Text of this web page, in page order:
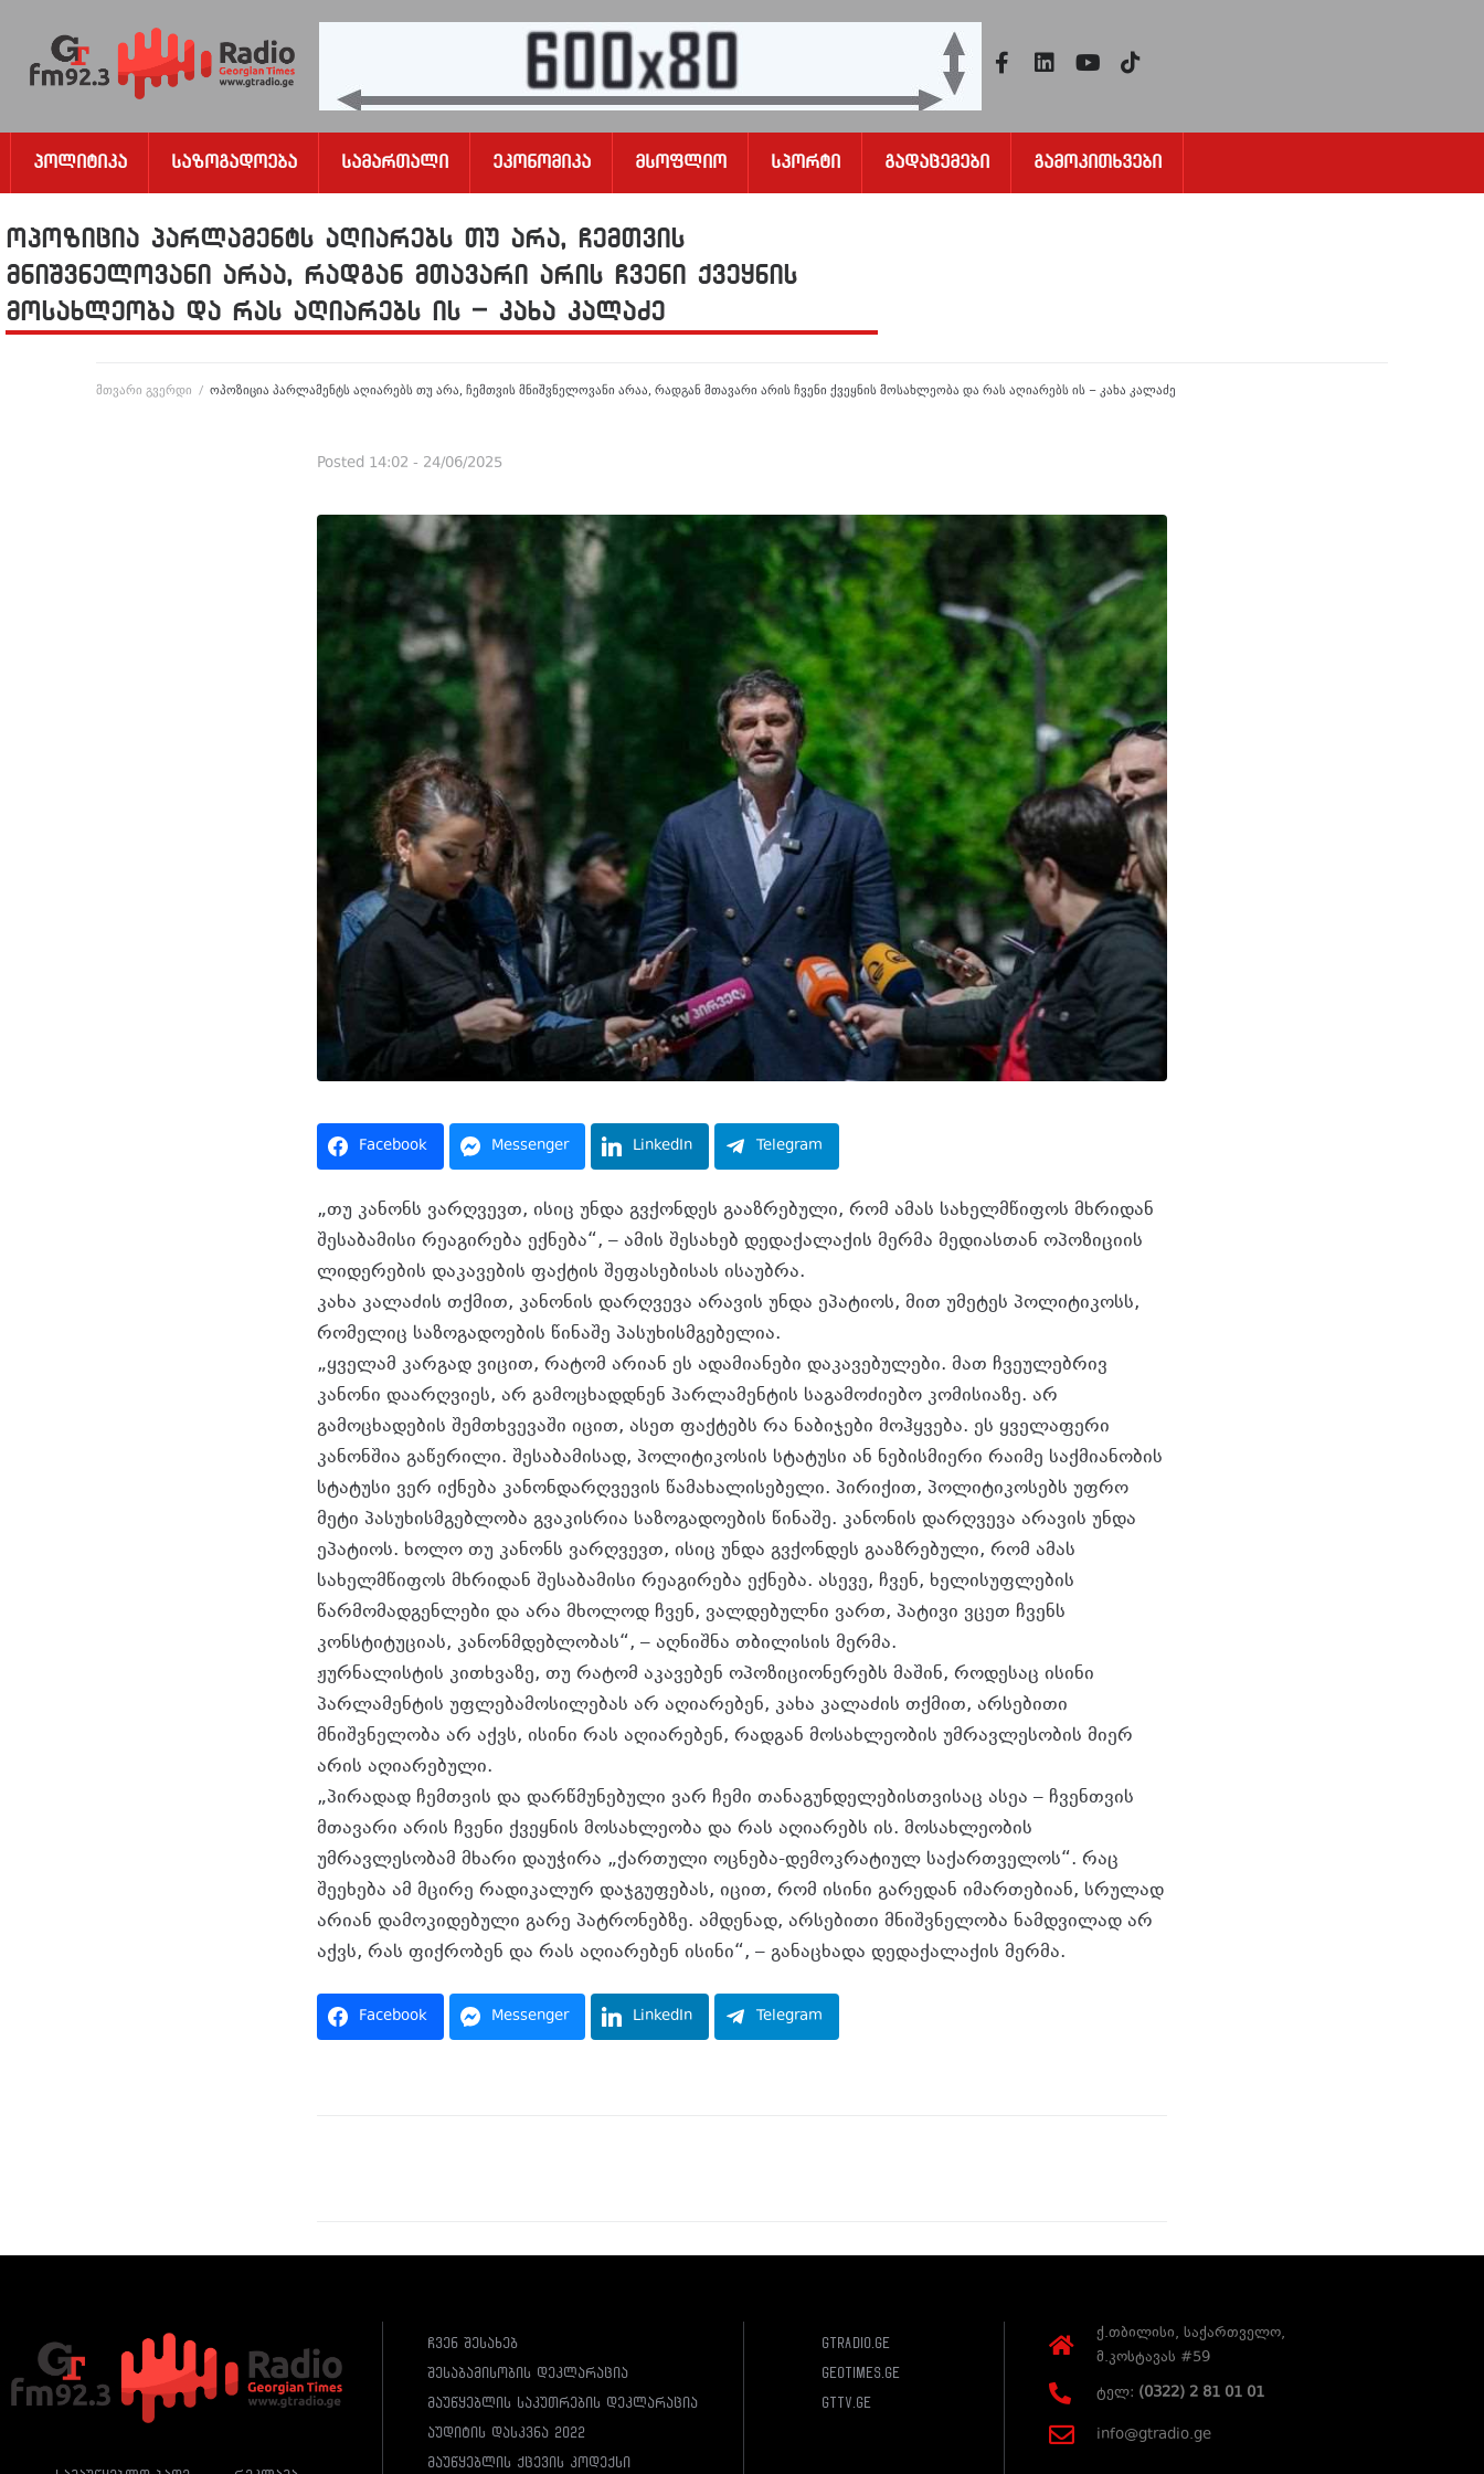
Პოლიტიკა Საზოგადოება Სამართალი Ეკონომიკა Მსოფლიო Სპორტი Გადაცემები Გამოკითხვები
ოპოზიცია პარლამენტს აღიარებს თუ არა, ჩემთვის
მნიშვნელოვანი არაა, რადგან მთავარი არის ჩვენი ქვეყნის
მოსახლეობა და რას აღიარებს ის – კახა კალაძე
მთვარი გვერდი / ოპოზიცია პარლამენტს აღიარებს თუ არა, ჩემთვის მნიშვნელოვანი არაა, რადგან მთავარი არის ჩვენი ქვეყნის მოსახლეობა და რას აღიარებს ის – კახა კალაძე
Posted 14:02 - 24/06/2025
Facebook Messenger LinkedIn Telegram
„თუ კანონს ვარღვევთ, ისიც უნდა გვქონდეს გააზრებული, რომ ამას სახელმწიფოს მხრიდან
შესაბამისი რეაგირება ექნება“, – ამის შესახებ დედაქალაქის მერმა მედიასთან ოპოზიციის
ლიდერების დაკავების ფაქტის შეფასებისას ისაუბრა.
კახა კალაძის თქმით, კანონის დარღვევა არავის უნდა ეპატიოს, მით უმეტეს პოლიტიკოსს,
რომელიც საზოგადოების წინაშე პასუხისმგებელია.
„ყველამ კარგად ვიცით, რატომ არიან ეს ადამიანები დაკავებულები. მათ ჩვეულებრივ
კანონი დაარღვიეს, არ გამოცხადდნენ პარლამენტის საგამოძიებო კომისიაზე. არ
გამოცხადების შემთხვევაში იცით, ასეთ ფაქტებს რა ნაბიჯები მოჰყვება. ეს ყველაფერი
კანონშია გაწერილი. შესაბამისად, პოლიტიკოსის სტატუსი ან ნებისმიერი რაიმე საქმიანობის
სტატუსი ვერ იქნება კანონდარღვევის წამახალისებელი. პირიქით, პოლიტიკოსებს უფრო
მეტი პასუხისმგებლობა გვაკისრია საზოგადოების წინაშე. კანონის დარღვევა არავის უნდა
ეპატიოს. ხოლო თუ კანონს ვარღვევთ, ისიც უნდა გვქონდეს გააზრებული, რომ ამას
სახელმწიფოს მხრიდან შესაბამისი რეაგირება ექნება. ასევე, ჩვენ, ხელისუფლების
წარმომადგენლები და არა მხოლოდ ჩვენ, ვალდებულნი ვართ, პატივი ვცეთ ჩვენს
კონსტიტუციას, კანონმდებლობას“, – აღნიშნა თბილისის მერმა.
ჟურნალისტის კითხვაზე, თუ რატომ აკავებენ ოპოზიციონერებს მაშინ, როდესაც ისინი
პარლამენტის უფლებამოსილებას არ აღიარებენ, კახა კალაძის თქმით, არსებითი
მნიშვნელობა არ აქვს, ისინი რას აღიარებენ, რადგან მოსახლეობის უმრავლესობის მიერ
არის აღიარებული.
„პირადად ჩემთვის და დარწმუნებული ვარ ჩემი თანაგუნდელებისთვისაც ასეა – ჩვენთვის
მთავარი არის ჩვენი ქვეყნის მოსახლეობა და რას აღიარებს ის. მოსახლეობის
უმრავლესობამ მხარი დაუჭირა „ქართული ოცნება-დემოკრატიულ საქართველოს“. რაც
შეეხება ამ მცირე რადიკალურ დაჯგუფებას, იცით, რომ ისინი გარედან იმართებიან, სრულად
არიან დამოკიდებული გარე პატრონებზე. ამდენად, არსებითი მნიშვნელობა ნამდვილად არ
აქვს, რას ფიქრობენ და რას აღიარებენ ისინი“, – განაცხადა დედაქალაქის მერმა.
Facebook Messenger LinkedIn Telegram
ჩვენ შესახებ
შესაბამისობის დეკლარაცია
მაუწყებლის საკუთრების დეკლარაცია
აუდიტის დასკვნა 2022
მაუწყებლის ქცევის კოდექსი
gtradio.ge
geotimes.ge
gttv.ge
ქ.თბილისი, საქართველო,
მ.კოსტავას #59
ტელ: (0322) 2 81 01 01
info@gtradio.ge